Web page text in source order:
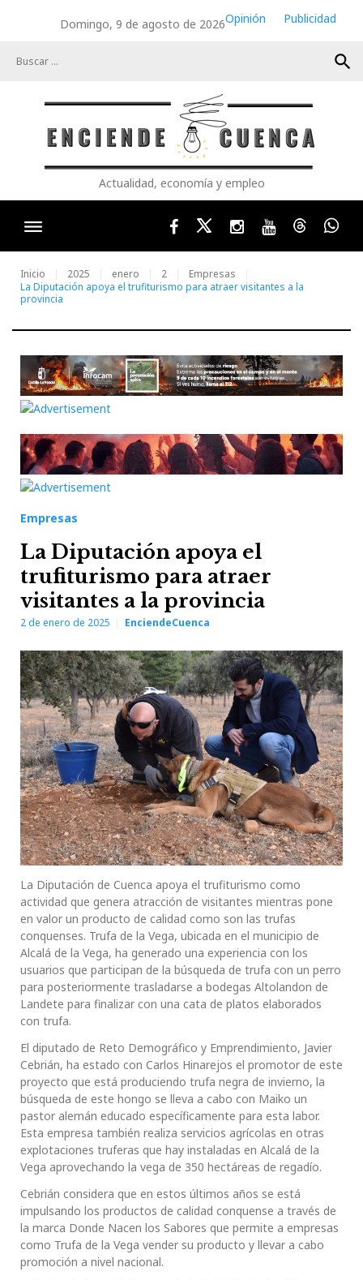
Domingo, 9 de agosto de 2026Opinión
Publicidad
search
Actualidad, economía y empleo
FacebookTwitterInstagram
YoutubeThreads
Inicio 2025 enero 2
Empresas
La Diputación apoya el trufiturismo para atraer visitantes a la
provincia
Empresas
La Diputación apoya el
trufiturismo para atraer
visitantes a la provincia
2 de enero de 2025 EnciendeCuenca
La Diputación de Cuenca apoya el trufiturismo como
actividad que genera atracción de visitantes mientras pone
en valor un producto de calidad como son las trufas
conquenses. Trufa de la Vega, ubicada en el municipio de
Alcalá de la Vega, ha generado una experiencia con los
usuarios que participan de la búsqueda de trufa con un perro
para posteriormente trasladarse a bodegas Altolandon de
Landete para finalizar con una cata de platos elaborados
con trufa.
El diputado de Reto Demográfico y Emprendimiento, Javier
Cebrián, ha estado con Carlos Hinarejos el promotor de este
proyecto que está produciendo trufa negra de invierno, la
búsqueda de este hongo se lleva a cabo con Maiko un
pastor alemán educado específicamente para esta labor.
Esta empresa también realiza servicios agrícolas en otras
explotaciones truferas que hay instaladas en Alcalá de la
Vega aprovechando la vega de 350 hectáreas de regadío.
Cebrián considera que en estos últimos años se está
impulsando los productos de calidad conquense a través de
la marca Donde Nacen los Sabores que permite a empresas
como Trufa de la Vega vender su producto y llevar a cabo
promoción a nivel nacional.